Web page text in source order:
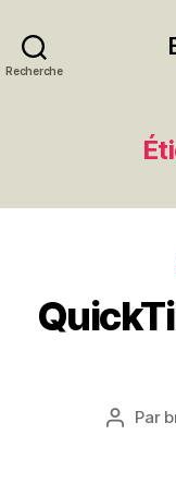
Recherche
Auteur
Par